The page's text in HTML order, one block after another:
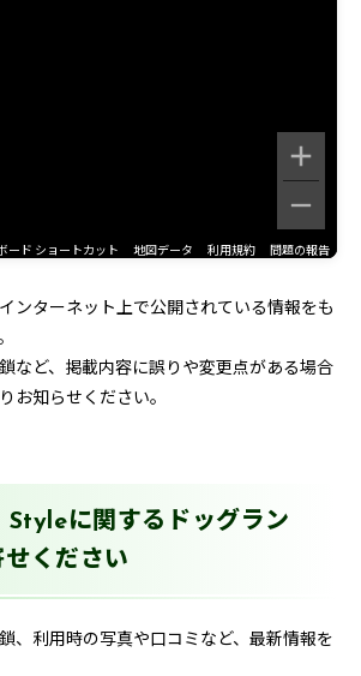
ード ショートカット 地図データ 利用規約 問題の報告
ンターネット上で公開されている情報をも
など、掲載内容に誤りや変更点がある場合
お知らせください。
に関するドッグラン
ください
、利用時の写真や口コミなど、最新情報を